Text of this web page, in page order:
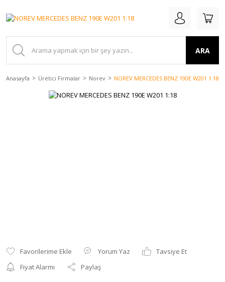
ARA
Anasayfa Üretici Firmalar Norev NOREV MERCEDES BENZ 190E W201 1:18
Yorum Yaz
Tavsiye Et
Fiyat Alarmı
Paylaş